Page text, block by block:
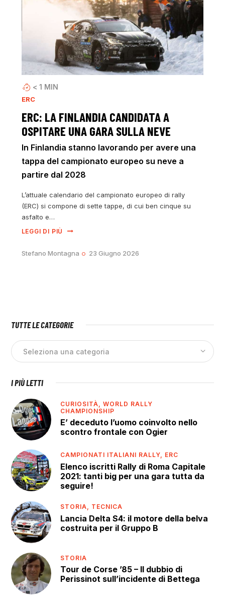
< 1 MIN
ERC
ERC: LA FINLANDIA CANDIDATA A
OSPITARE UNA GARA SULLA NEVE
In Finlandia stanno lavorando per avere una
tappa del campionato europeo su neve a
partire dal 2028
L’attuale calendario del campionato europeo di rally
(ERC) si compone di sette tappe, di cui ben cinque su
asfalto e…
LEGGI DI PIÙ
Stefano Montagna 23 Giugno 2026
TUTTE LE CATEGORIE
I PIÙ LETTI
CURIOSITÀ,WORLD RALLY
CHAMPIONSHIP
E’ deceduto l’uomo coinvolto nello
scontro frontale con Ogier
CAMPIONATI ITALIANI RALLY, ERC
Elenco iscritti Rally di Roma Capitale
2021: tanti big per una gara tutta da
seguire!
STORIA, TECNICA
Lancia Delta S4: il motore della belva
costruita per il Gruppo B
STORIA
Tour de Corse ’85 – Il dubbio di
Perissinot sull’incidente di Bettega